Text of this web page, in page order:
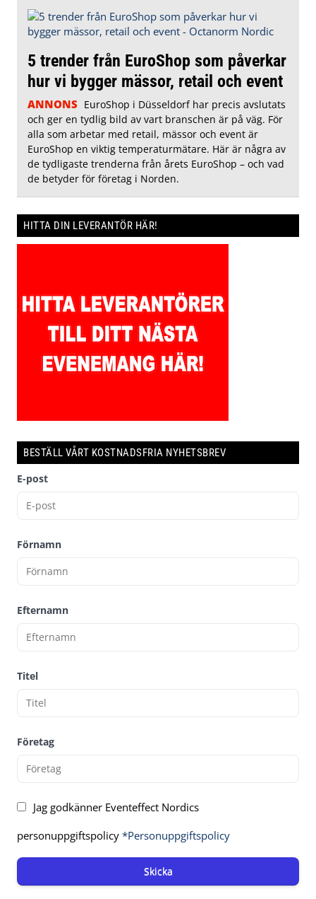
5 trender från EuroShop som påverkar
hur vi bygger mässor, retail och event
ANNONS EuroShop i Düsseldorf har precis avslutats
och ger en tydlig bild av vart branschen är på väg. För
alla som arbetar med retail, mässor och event är
EuroShop en viktig temperaturmätare. Här är några av
de tydligaste trenderna från årets EuroShop – och vad
de betyder för företag i Norden.
HITTA DIN LEVERANTÖR HÄR!
BESTÄLL VÅRT KOSTNADSFRIA NYHETSBREV
E-post
Förnamn
Efternamn
Titel
Företag
Jag godkänner Eventeffect Nordics
personuppgiftspolicy *Personuppgiftspolicy
Skicka